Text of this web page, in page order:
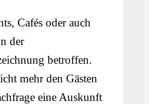
Cafés oder auch
der
betroffen.
mehr den Gästen
eine Auskunft